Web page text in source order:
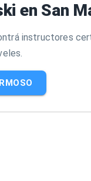
en San
instructores